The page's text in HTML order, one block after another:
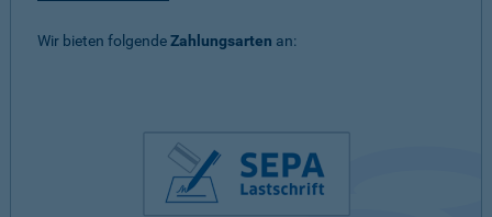
Wir bieten folgendeZahlungsarten an: